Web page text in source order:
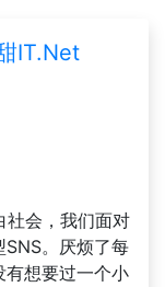
IT.Net
会，我们面对
。厌烦了每
有想要过一个小